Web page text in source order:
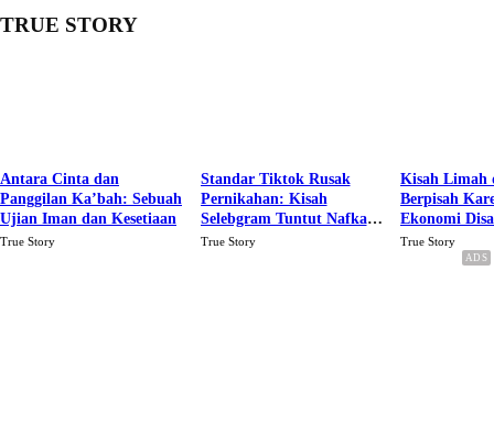
TRUE STORY
Antara Cinta dan
Panggilan Ka’bah: Sebuah
Ujian Iman dan Kesetiaan
True Story
Standar Tiktok Rusak
Pernikahan: Kisah
Selebgram Tuntut Nafkah
Rp.15 Juta Perbulan
True Story
Kisah Limah
Berpisah
Ekonomi
Karena Cinta
True Story